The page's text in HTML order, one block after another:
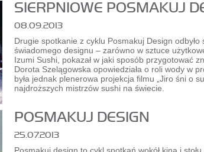
SIERPNIOWE POSMAKUJ
08.09.2013
Drugie spotkanie z cyklu Posmakuj Design
świadomego designu – zarówno w sztuce
Izumi Sushi, pokazał w jaki sposób przygotować
Dorota Szelągowska opowiedziała o roli wody w
była jednak plenerowa projekcja filmu „Jiro śni o
najdroższych mistrzów sushi na świecie.
POSMAKUJ DESIGN
25.07.2013